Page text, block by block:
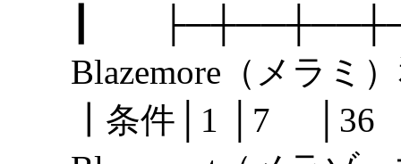
┃
Blazemore（メラ
┃条件│1 │7